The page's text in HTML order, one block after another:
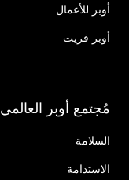
أوبر للأعمال
أوبر فريت
مُجتمع أوبر العالمي
السلامة
الاستدامة